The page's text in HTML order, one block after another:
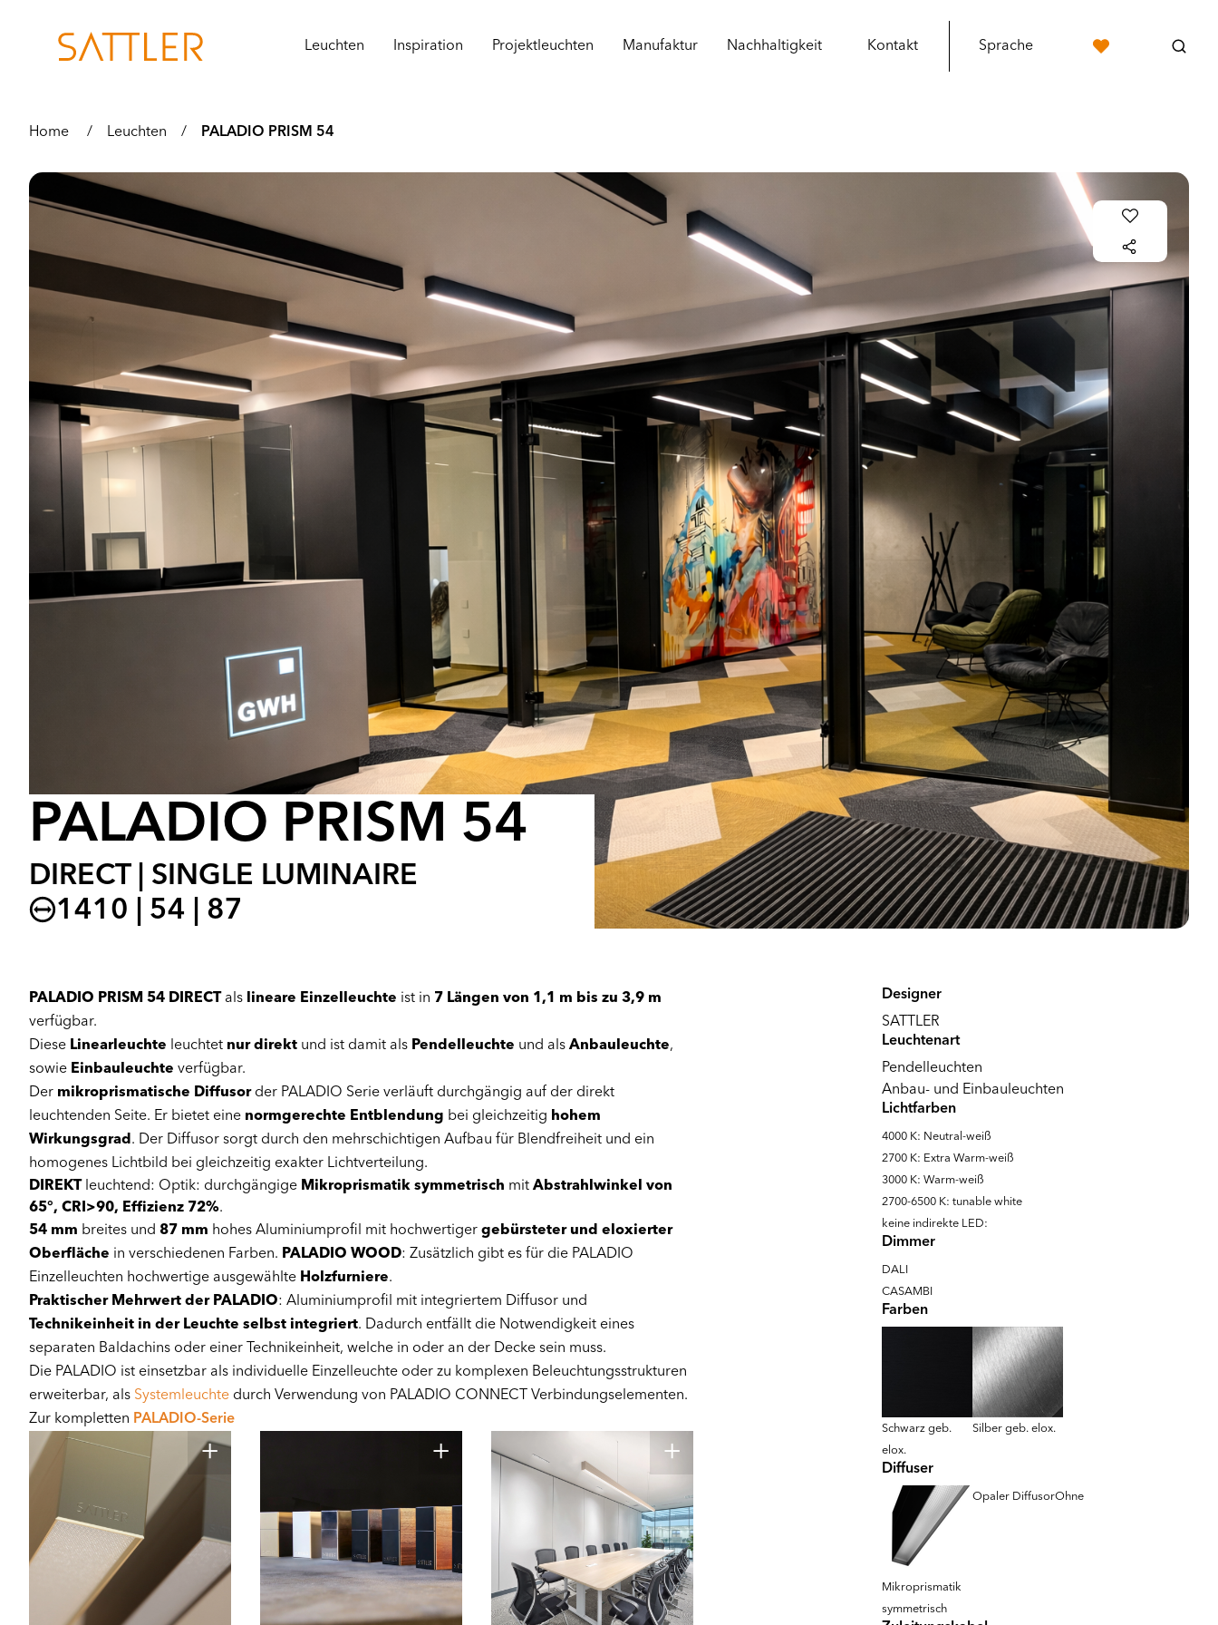
Leuchten Inspiration Projektleuchten Manufaktur Nachhaltigkeit Kontakt Sprache
Home / Leuchten / PALADIO PRISM 54
PALADIO PRISM 54
DIRECT | SINGLE LUMINAIRE
1410 | 54 | 87
PALADIO PRISM 54 DIRECT als lineare Einzelleuchte ist in 7 Längen von 1,1 m bis zu 3,9 m
verfügbar.
Diese Linearleuchte leuchtet nur direkt und ist damit als Pendelleuchte und als Anbauleuchte,
sowie Einbauleuchte verfügbar.
Der mikroprismatische Diffusor der PALADIO Serie verläuft durchgängig auf der direkt
leuchtenden Seite. Er bietet eine normgerechte Entblendung bei gleichzeitig hohem
Wirkungsgrad . Der Diffusor sorgt durch den mehrschichtigen Aufbau für Blendfreiheit und ein
homogenes Lichtbild bei gleichzeitig exakter Lichtverteilung.
DIREKT leuchtend: Optik: durchgängige Mikroprismatik symmetrisch mit Abstrahlwinkel von
65°, CRI>90, Effizienz 72%.
54 mm breites und 87 mm hohes Aluminiumprofil mit hochwertiger gebürsteter und eloxierter
Oberfläche in verschiedenen Farben. PALADIO WOOD: Zusätzlich gibt es für die PALADIO
Einzelleuchten hochwertige ausgewählte Holzfurniere.
Praktischer Mehrwert der PALADIO: Aluminiumprofil mit integriertem Diffusor und
Technikeinheit in der Leuchte selbst integriert. Dadurch entfällt die Notwendigkeit eines
separaten Baldachins oder einer Technikeinheit, welche in oder an der Decke sein muss.
Die PALADIO ist einsetzbar als individuelle Einzelleuchte oder zu komplexen Beleuchtungsstrukturen
erweiterbar, als Systemleuchte durch Verwendung von PALADIO CONNECT Verbindungselementen.
Zur kompletten PALADIO-Serie
Designer
SATTLER
Leuchtenart
Pendelleuchten
Anbau- und Einbauleuchten
Lichtfarben
4000 K: Neutral-weiß
2700 K: Extra Warm-weiß
3000 K: Warm-weiß
2700-6500 K: tunable white
keine indirekte LED:
Dimmer
DALI
CASAMBI
Farben
Schwarz geb.
elox.
Silber geb. elox.
Diffuser
Mikroprismatik
symmetrisch
Opaler DiffusorOhne